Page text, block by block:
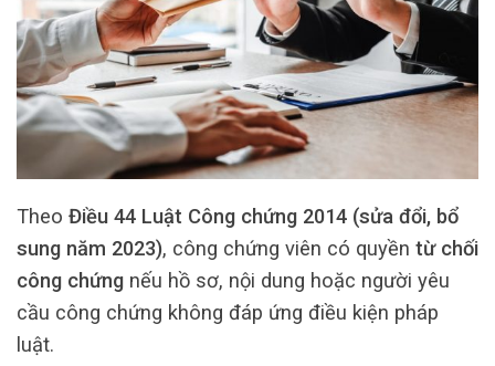
Theo Điều 44 Luật Công chứng 2014 (sửa đổi, bổ
sung năm 2023), công chứng viên có quyền từ chối
công chứng nếu hồ sơ, nội dung hoặc người yêu
cầu công chứng không đáp ứng điều kiện pháp
luật.